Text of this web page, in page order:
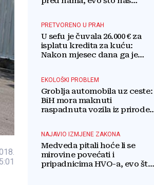
PRETVORENO U PRAH
U sefu je čuvala 26.000 € za
isplatu kredita za kuću:
Nakon mjesec dana ga je
EKOLOŠKI PROBLEM
Groblja automobila uz ceste:
BiH mora maknuti
raspadnuta vozila iz prirode i
NAJAVIO IZMJENE ZAKONA
Medveda pitali hoće li se
mirovine povećati i
pripadnicima HVO-a, evo što